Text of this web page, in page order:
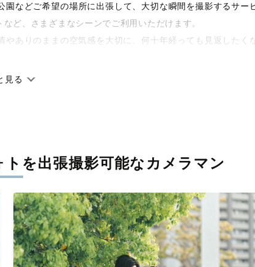
などご希望の場所に出張して、大切な瞬間を撮影するサー
ど、さまざまなシーンでご利用いただけます。
ありのままの空気感を大切に、何十年経っても見返したく
枚に出会えます。まずは、ラブグラフの撮影事例をご覧くだ
見る
トを出張撮影可能なカメラマン